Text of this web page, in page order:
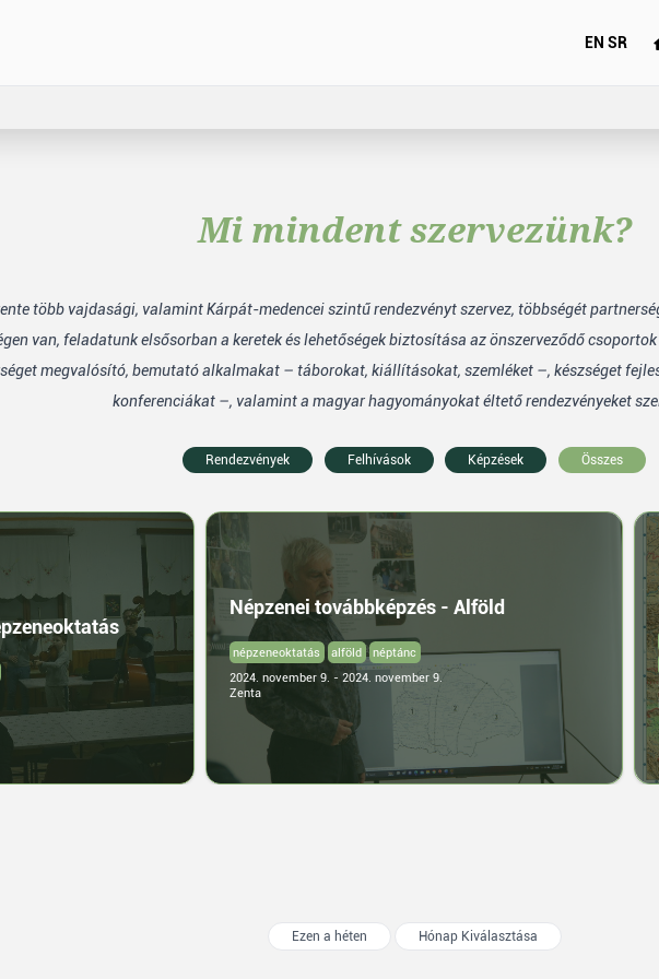
EN SR
Mi mindent szervezünk?
több vajdasági, valamint Kárpát-medencei szintű rendezvényt szervez, többségét
van, feladatunk elsősorban a keretek és lehetőségek biztosítása az önszerveződő
megvalósító, bemutató alkalmakat – táborokat, kiállításokat, szemléket –, készséget
konferenciákat –, valamint a magyar hagyományokat éltető rendezvényeket
Rendezvények Felhívások Képzések Összes
Népzenei továbbképzés - Alföld
népzeneoktatás alföld
néptánc
2024. november 9. - 2024. november 9.
Zenta
Ezen a héten